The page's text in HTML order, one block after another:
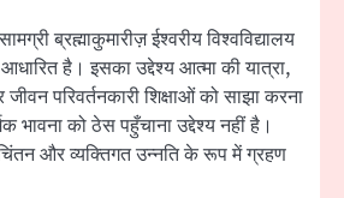
ब्रह्माकुमारीज़ ईश्वरीय विश्वविद्यालय
है। इसका उद्देश्य आत्मा की यात्रा,
परिवर्तनकारी शिक्षाओं को साझा करना
भावना को ठेस पहुँचाना उद्देश्य नहीं है।
और व्यक्तिगत उन्नति के रूप में ग्रहण